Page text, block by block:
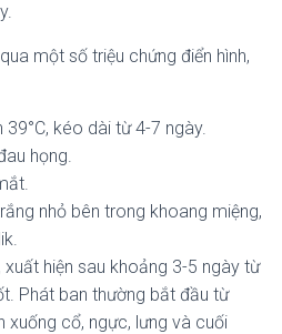
một số triệu chứng điển hình,
kéo dài từ 4-7 ngày.
họng.
nhỏ bên trong khoang miệng,
hiện sau khoảng 3-5 ngày từ
Phát ban thường bắt đầu từ
xuống cổ, ngực, lưng và cuối